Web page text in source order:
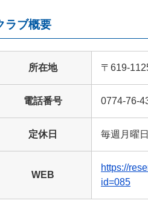
ラブ概要
所在地 〒619-
電話番号 0774-76-
定休日 毎週月曜
WEB
https://
id=085